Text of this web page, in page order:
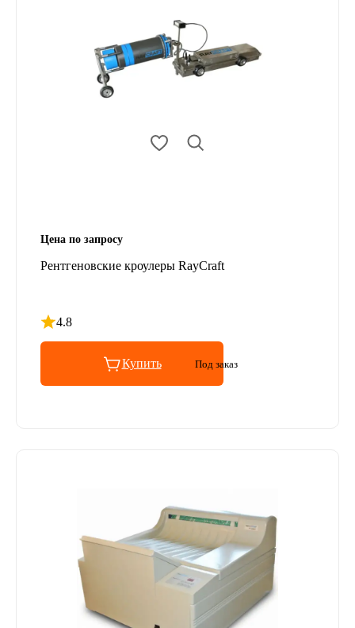
Цена по запросу
Рентгеновские кроулеры RayCraft
4.8
Рейтинг 4.8 из 5
Купить Под заказ